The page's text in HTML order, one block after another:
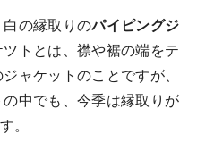
の縁取りのパイピングジ
トとは、襟や裾の端をテ
ャケットのことですが、
中でも、今季は縁取りが
。